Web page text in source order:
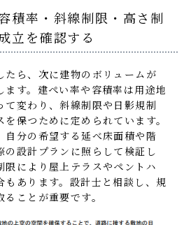
積率・斜線制限・高さ制
立を確認する
たら、次に建物のボリュームが
ます。建ぺい率や容積率は用途地
て変わり、斜線制限や日影規制
保つために定められています。
自分の希望する延べ床面積や階
の設計プランに照らして検証し
限により屋上テラスやペントハ
もあります。設計士と相談し、規
ことが重要です。